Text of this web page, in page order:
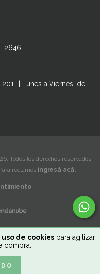
de cookiespara agilizar
compra.
2646
|| Lunes a Viernes, de
Todos los derechos reservados.
reclamos ingresá acá.